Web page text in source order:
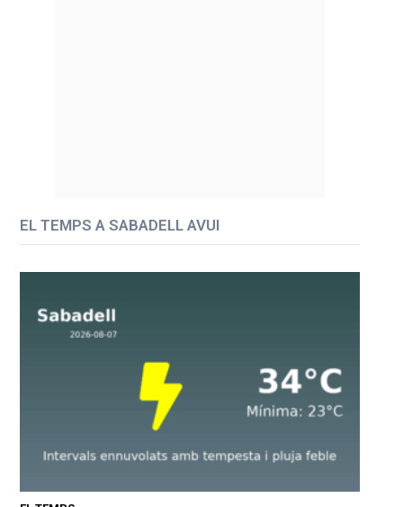
EL TEMPS A SABADELL AVUI